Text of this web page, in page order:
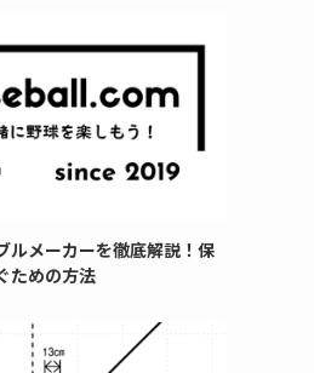
ルメーカーを徹底解説！保
ための方法